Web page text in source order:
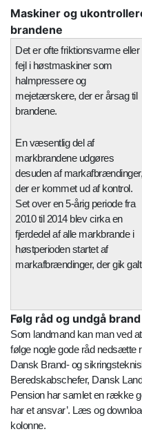
Maskiner og
brandene
Det er ofte friktionsvarme eller
fejl i høstmaskiner som
halmpressere og
mejetærskere, der er årsag til
brandene.
En væsentlig del af
markbrandene udgøres
desuden af markafbrændinger,
der er kommet ud af kontrol.
Set over en 5-årig periode fra
2010 til 2014 blev cirka en
fjerdedel af alle markbrande i
høstperioden startet af
markafbrændinger, der gik
Følg råd og undgå brand
Som landmand kan man ved
følge nogle gode råd nedsætte
Dansk Brand- og
Beredskabschefer, Dansk
Pension har samlet en række
har et ansvar’. Læs og
kolonne.